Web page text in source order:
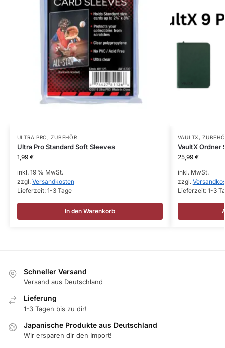
ULTRA PRO ,ZUBEHÖR
Ultra Pro Standard Soft Sleeves
1,99 €
inkl. 19 % MwSt.
zzgl. Versandkosten
Lieferzeit: 1-3 Tage
In den Warenkorb
VAULTX ,
VaultX Ordner
25,99 €
inkl. MwSt.
zzgl.
Lieferzeit: 1-3
Schneller Versand
Versand aus Deutschland
Lieferung
1-3 Tagen bis zu dir!
Japanische Produkte aus Deutschland
Wir ersparen dir den Import!